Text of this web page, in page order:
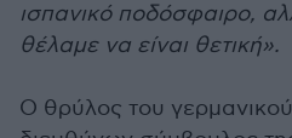
ισπανικό ποδόσφαιρο,
θέλαμε να είναι θετική».
Ο θρύλος του